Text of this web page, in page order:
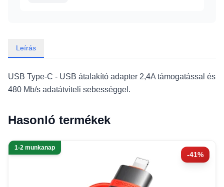
Leírás
USB Type-C - USB átalakító adapter 2,4A támogatással és
480 Mb/s adatátviteli sebességgel.
Hasonló termékek
-41%
1-2 munkanap